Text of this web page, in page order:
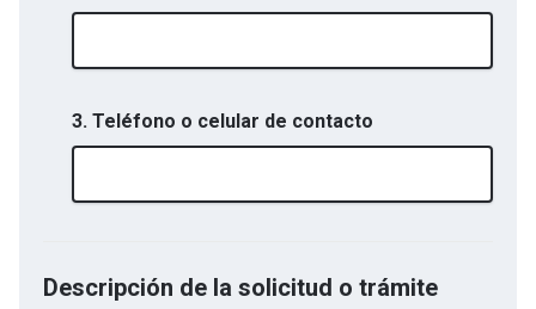
3. Teléfono o celular de contacto
Descripción de la solicitud o trámite